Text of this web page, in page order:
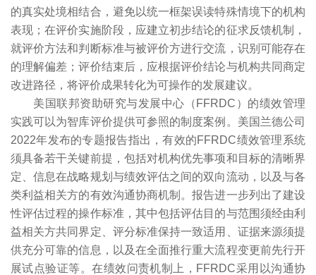
的真实处境相结合，避免以统一框架误读特殊情境下的机构
表现；在评价实施阶段，应建立初步结论的征求反馈机制，
就评价方法和判断标准与被评价方进行交流，识别可能存在
的理解偏差；评价结束后，应根据评价结论与机构共同商定
改进路径，将评价成果转化为可操作的发展建议。
美国联邦资助研究与发展中心（FFRDC）的绩效管理
实践可以为智库评价提供可参照的制度案例。美国兰德公司
2022年发布的专题报告指出，有效的FFRDC绩效管理系统
须具备若干关键前提，包括对机构优先事项和目标的清晰界
定、信息在战略规划与绩效评估之间的双向流动，以及与各
类利益相关方的有效沟通协商机制。报告进一步列出了建设
性评估过程的操作标准，其中包括评估目的与范围须经由利
益相关方共同界定、评分标准保持一致适用、证据来源须提
供充分可靠的信息，以及在全面推行重大流程变更前先行开
展试点验证等。在绩效问责机制上，FFRDC采用以沟通协